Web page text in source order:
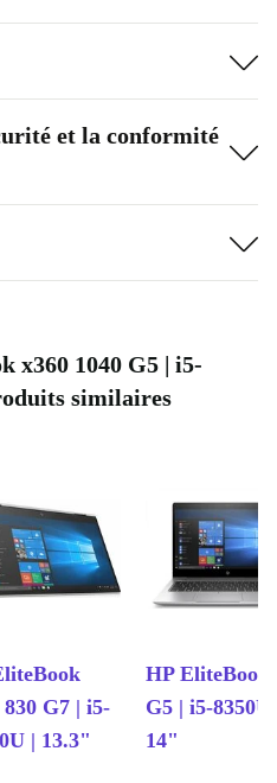
et la conformité
x360 1040 G5 | i5-
similaires
830 G7 | i5-
| 13.3"
HP EliteBook
G5 | i5-8350U
14"